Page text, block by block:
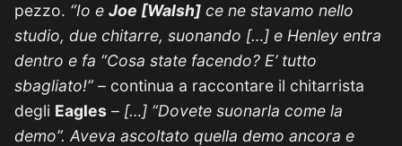
pezzo. “Io e Joe [Walsh] ce ne stavamo nello
studio, due chitarre, suonando […] e Henley entra
dentro e fa “Cosa state facendo? E’ tutto
sbagliato!” – continua a raccontare il chitarrista
degli Eagles – […] “Dovete suonarla come la
demo”. Aveva ascoltato quella demo ancora e